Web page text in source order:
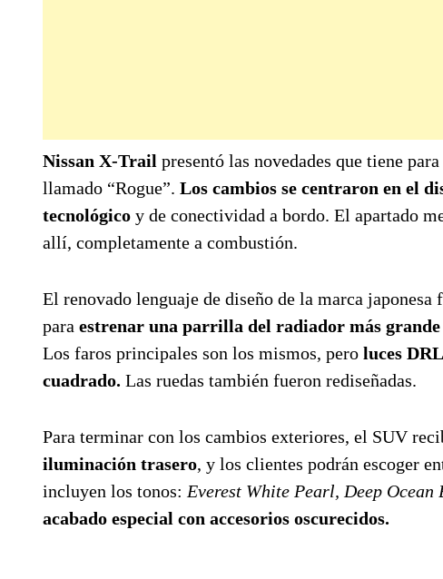
Nissan X-Trail presentó las novedades que tiene
llamado “Rogue”. Los cambios se centraron en el
tecnológico y de conectividad a bordo. El apartado
allí, completamente a combustión.
El renovado lenguaje de diseño de la marca
para estrenar una parrilla del radiador más
Los faros principales son los mismos, pero luces
cuadrado. Las ruedas también fueron rediseñadas.
Para terminar con los cambios exteriores, el SUV
iluminación trasero, y los clientes podrán escoger
incluyen los tonos: Everest White Pearl, Deep
acabado especial con accesorios oscurecidos.